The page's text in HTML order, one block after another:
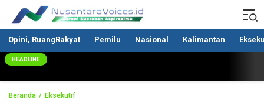
Nusantaravoices.id
Berani Suarakan Aspirasimu
Opini, RuangRakyat Pemilu Nasional Kalimantan
HEADLINE
Beranda Eksekutif